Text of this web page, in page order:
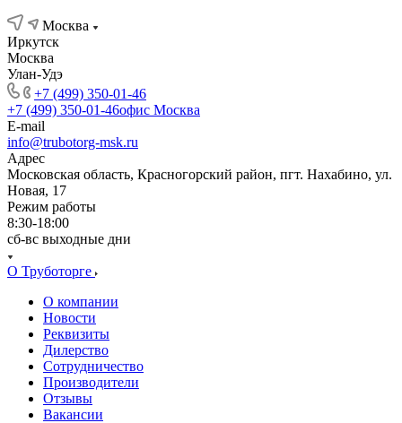
Москва
Иркутск
Москва
Улан-Удэ
+7 (499) 350-01-46
+7 (499) 350-01-46офис Москва
E-mail
info@trubotorg-msk.ru
Адрес
Московская область, Красногорский район, пгт. Нахабино, ул.
Новая, 17
Режим работы
8:30-18:00
сб-вс выходные дни
О Труботорге
О компании
Новости
Реквизиты
Дилерство
Сотрудничество
Производители
Отзывы
Вакансии